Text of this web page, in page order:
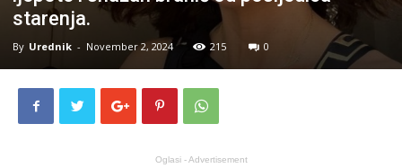
starenja.
By Urednik - November 2, 2024 215 0
Oglasi - Advertisement